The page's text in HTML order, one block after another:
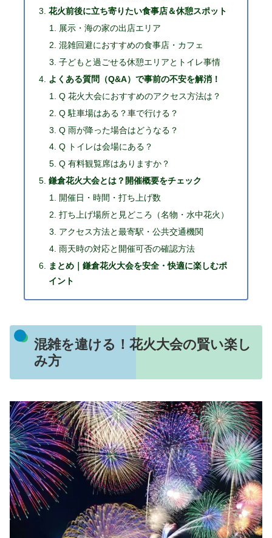
花火前後に立ち寄りたい食事店＆休憩スポット
展示・海の家の出店エリア
混雑回避におすすめの食事店・カフェ
子どもと過ごせる休憩エリアとトイレ事情
よくある質問（Q&A）で事前の不安を解消！
Q 花火大会におすすめのアクセス方法は？
Q 駐車場はある？車で行ける？
Q 雨が降った場合はどうなる？
Q トイレは会場にある？
Q 有料観覧席はありますか？
鎌倉花火大会とは？開催概要をチェック
開催日・時間・打ち上げ数
打ち上げ場所と見どころ（名物・水中花火）
アクセス方法と最寄駅・公共交通機関
雨天時の対応と開催可否の確認方法
まとめ｜鎌倉花火大会を安全・快適に楽しむポ
イント
混雑を違ける！花火大会の賢い楽し
み方